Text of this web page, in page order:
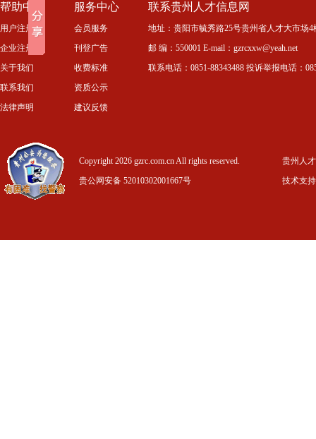
帮助中心
用户注册
企业注册
关于我们
联系我们
法律声明
服务中心
会员服务
刊登广告
收费标准
资质公示
建议反馈
联系贵州人才信息网
地址：贵阳市毓秀路25号贵州省人才大市场
邮 编：550001 E-mail：gzrcxxw@yeah.net
联系电话：0851-88343488 投诉举报电话：
Copyright 2026 gzrc.com.cn All rights reserved.
贵公网安备 52010302001667号
贵州人
技术支